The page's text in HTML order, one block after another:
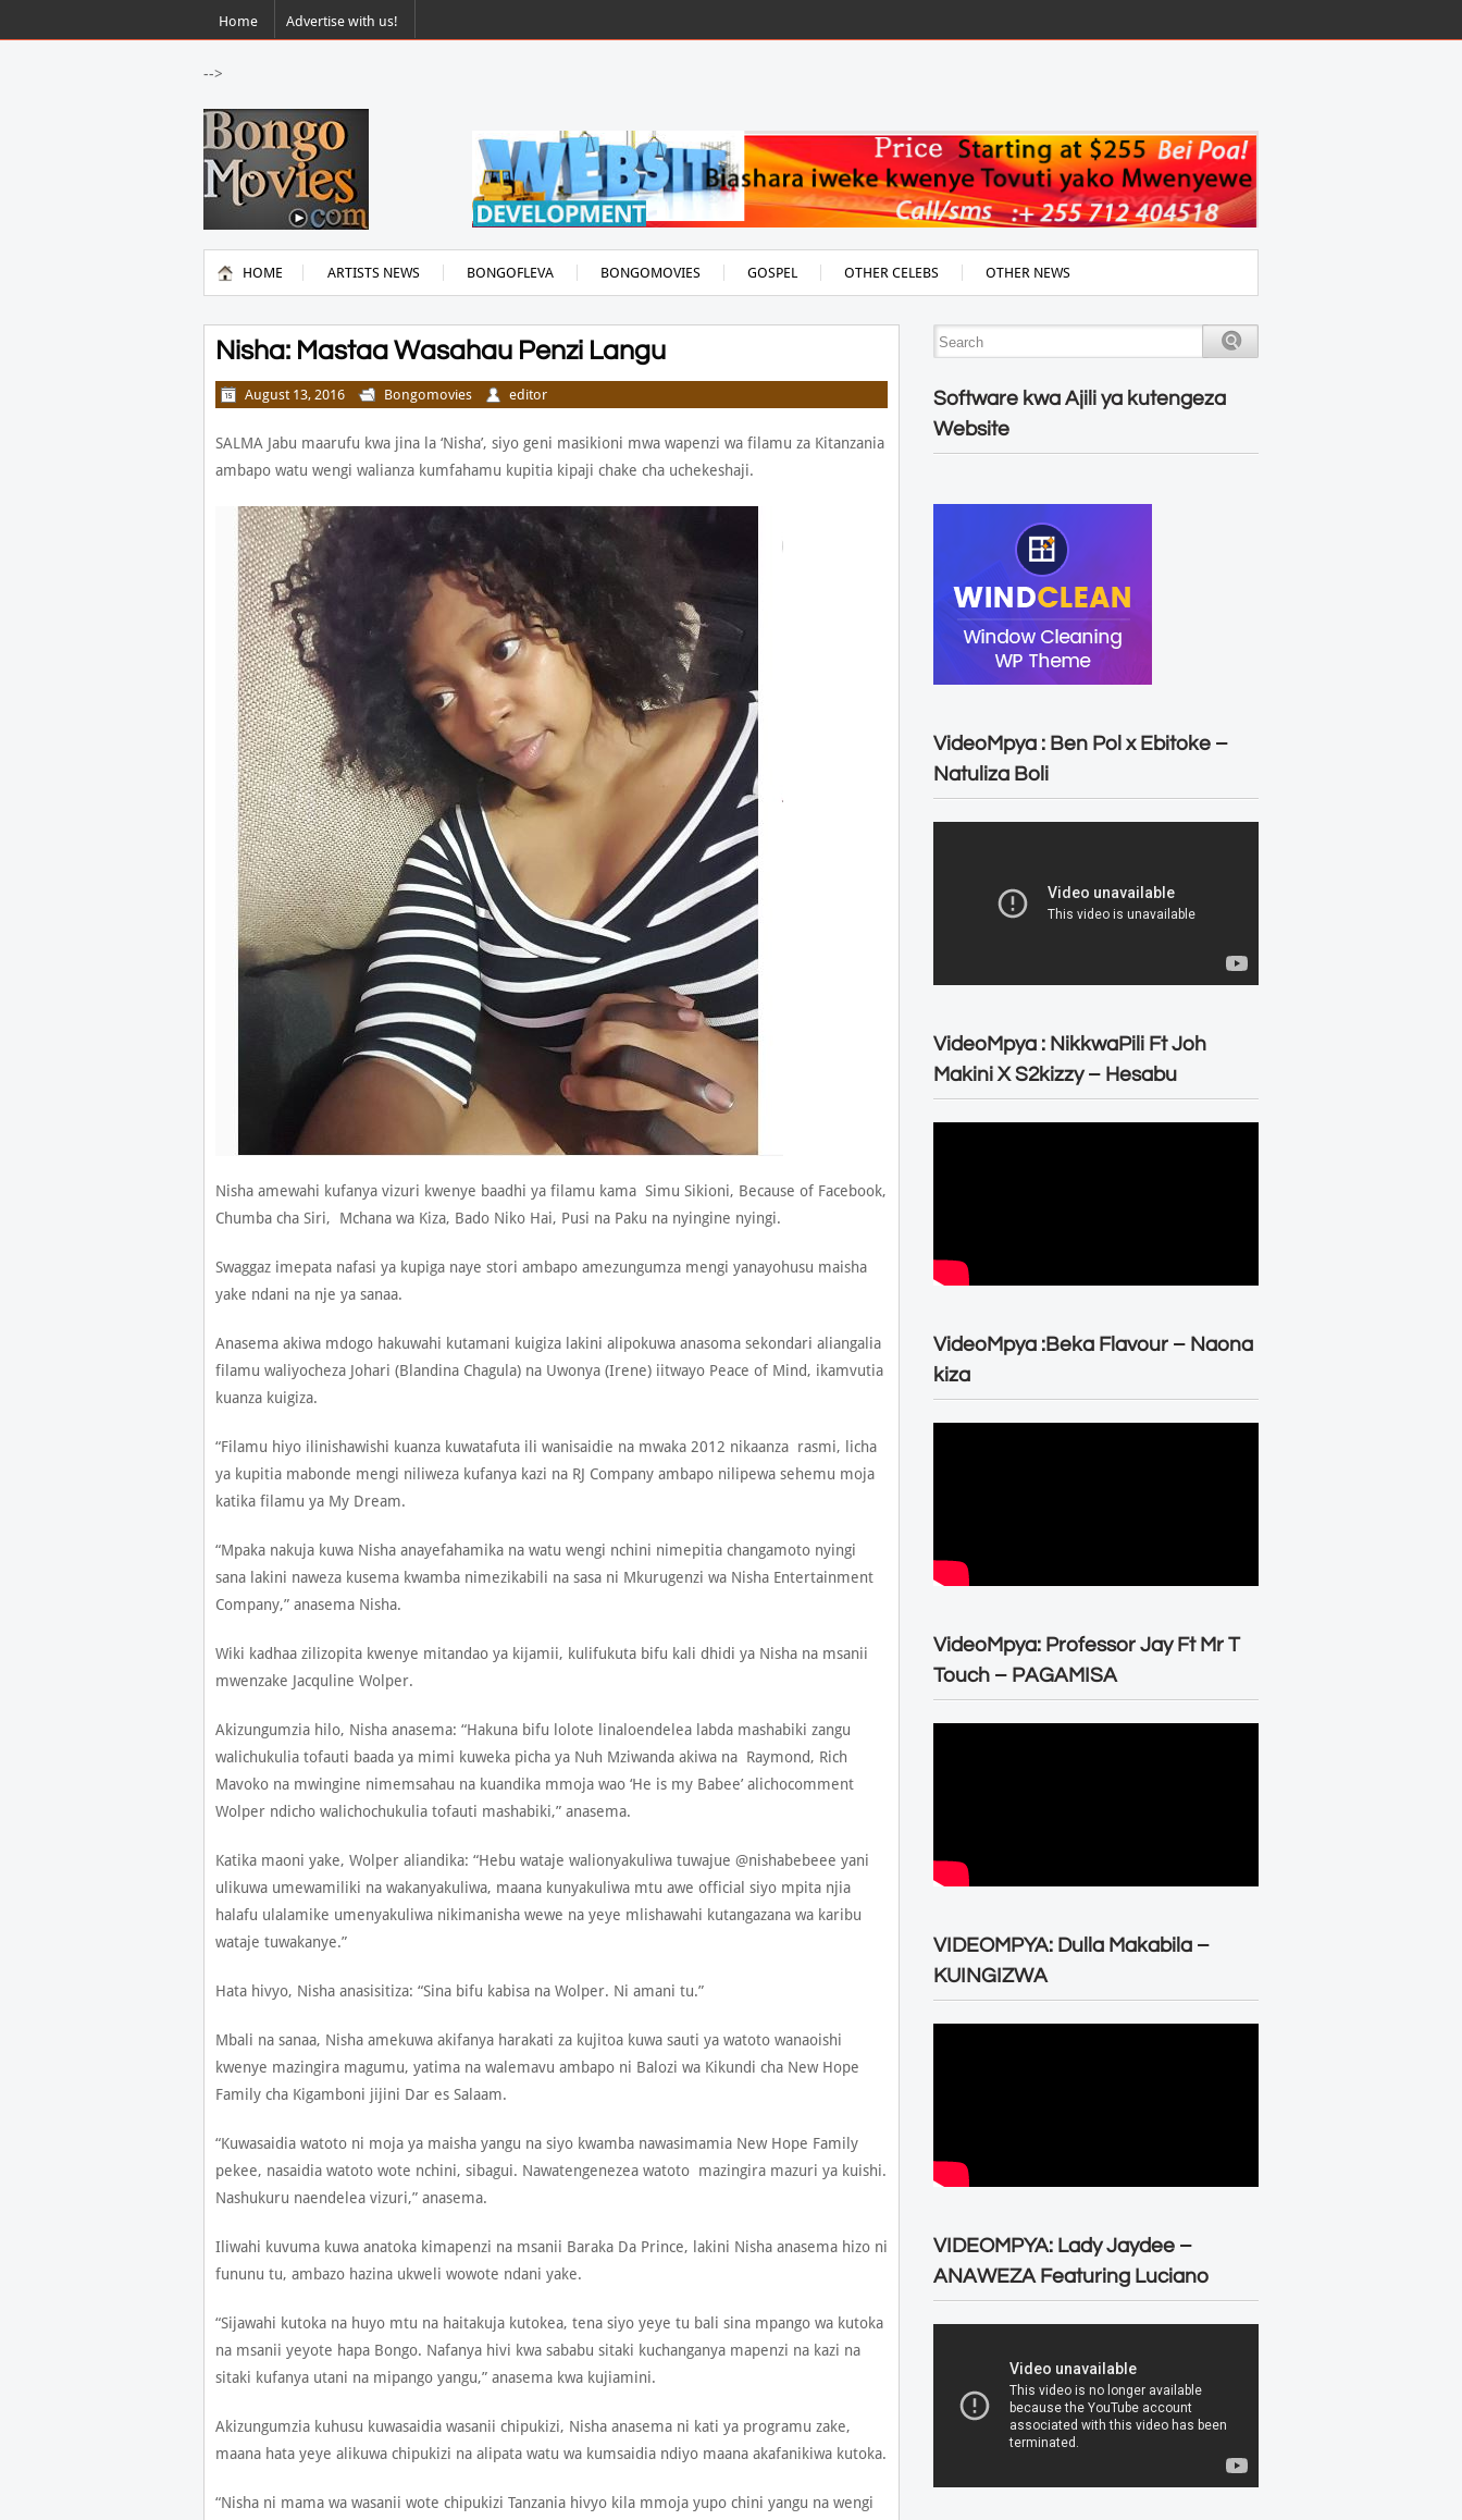
Home Advertise with us!
-->
HOME ARTISTS NEWS BONGOFLEVA BONGOMOVIES GOSPEL OTHER CELEBS OTHER NEWS
Nisha: Mastaa Wasahau Penzi Langu
August 13, 2016 Bongomovies editor
SALMA Jabu maarufu kwa jina la ‘Nisha’, siyo geni masikioni mwa wapenzi wa filamu za Kitanzania
ambapo watu wengi walianza kumfahamu kupitia kipaji chake cha uchekeshaji.
Nisha amewahi kufanya vizuri kwenye baadhi ya filamu kama Simu Sikioni, Because of Facebook,
Chumba cha Siri, Mchana wa Kiza, Bado Niko Hai, Pusi na Paku na nyingine nyingi.
Swaggaz imepata nafasi ya kupiga naye stori ambapo amezungumza mengi yanayohusu maisha
yake ndani na nje ya sanaa.
Anasema akiwa mdogo hakuwahi kutamani kuigiza lakini alipokuwa anasoma sekondari aliangalia
filamu waliyocheza Johari (Blandina Chagula) na Uwonya (Irene) iitwayo Peace of Mind, ikamvutia
kuanza kuigiza.
“Filamu hiyo ilinishawishi kuanza kuwatafuta ili wanisaidie na mwaka 2012 nikaanza rasmi, licha
ya kupitia mabonde mengi niliweza kufanya kazi na RJ Company ambapo nilipewa sehemu moja
katika filamu ya My Dream.
“Mpaka nakuja kuwa Nisha anayefahamika na watu wengi nchini nimepitia changamoto nyingi
sana lakini naweza kusema kwamba nimezikabili na sasa ni Mkurugenzi wa Nisha Entertainment
Company,” anasema Nisha.
Wiki kadhaa zilizopita kwenye mitandao ya kijamii, kulifukuta bifu kali dhidi ya Nisha na msanii
mwenzake Jacquline Wolper.
Akizungumzia hilo, Nisha anasema: “Hakuna bifu lolote linaloendelea labda mashabiki zangu
walichukulia tofauti baada ya mimi kuweka picha ya Nuh Mziwanda akiwa na Raymond, Rich
Mavoko na mwingine nimemsahau na kuandika mmoja wao ‘He is my Babee’ alichocomment
Wolper ndicho walichochukulia tofauti mashabiki,” anasema.
Katika maoni yake, Wolper aliandika: “Hebu wataje walionyakuliwa tuwajue @nishabebeee yani
ulikuwa umewamiliki na wakanyakuliwa, maana kunyakuliwa mtu awe official siyo mpita njia
halafu ulalamike umenyakuliwa nikimanisha wewe na yeye mlishawahi kutangazana wa karibu
wataje tuwakanye.”
Hata hivyo, Nisha anasisitiza: “Sina bifu kabisa na Wolper. Ni amani tu.”
Mbali na sanaa, Nisha amekuwa akifanya harakati za kujitoa kuwa sauti ya watoto wanaoishi
kwenye mazingira magumu, yatima na walemavu ambapo ni Balozi wa Kikundi cha New Hope
Family cha Kigamboni jijini Dar es Salaam.
“Kuwasaidia watoto ni moja ya maisha yangu na siyo kwamba nawasimamia New Hope Family
pekee, nasaidia watoto wote nchini, sibagui. Nawatengenezea watoto mazingira mazuri ya kuishi.
Nashukuru naendelea vizuri,” anasema.
Iliwahi kuvuma kuwa anatoka kimapenzi na msanii Baraka Da Prince, lakini Nisha anasema hizo ni
fununu tu, ambazo hazina ukweli wowote ndani yake.
“Sijawahi kutoka na huyo mtu na haitakuja kutokea, tena siyo yeye tu bali sina mpango wa kutoka
na msanii yeyote hapa Bongo. Nafanya hivi kwa sababu sitaki kuchanganya mapenzi na kazi na
sitaki kufanya utani na mipango yangu,” anasema kwa kujiamini.
Akizungumzia kuhusu kuwasaidia wasanii chipukizi, Nisha anasema ni kati ya programu zake,
maana hata yeye alikuwa chipukizi na alipata watu wa kumsaidia ndiyo maana akafanikiwa kutoka.
“Nisha ni mama wa wasanii wote chipukizi Tanzania hivyo kila mmoja yupo chini yangu na wengi
Software kwa Ajili ya kutengeza
Website
VideoMpya : Ben Pol x Ebitoke –
Natuliza Boli
VideoMpya : NikkwaPili Ft Joh
Makini X S2kizzy – Hesabu
VideoMpya :Beka Flavour – Naona
kiza
VideoMpya: Professor Jay Ft Mr T
Touch – PAGAMISA
VIDEOMPYA: Dulla Makabila –
KUINGIZWA
VIDEOMPYA: Lady Jaydee –
ANAWEZA Featuring Luciano